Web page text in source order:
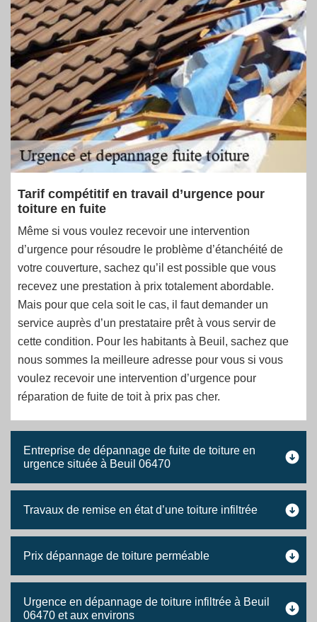
Tarif compétitif en travail d’urgence pour
toiture en fuite
Même si vous voulez recevoir une intervention
d’urgence pour résoudre le problème d’étanchéité de
votre couverture, sachez qu’il est possible que vous
recevez une prestation à prix totalement abordable.
Mais pour que cela soit le cas, il faut demander un
service auprès d’un prestataire prêt à vous servir de
cette condition. Pour les habitants à Beuil, sachez que
nous sommes la meilleure adresse pour vous si vous
voulez recevoir une intervention d’urgence pour
réparation de fuite de toit à prix pas cher.
Entreprise de dépannage de fuite de toiture en
urgence située à Beuil 06470
Travaux de remise en état d’une toiture infiltrée
Prix dépannage de toiture perméable
Urgence en dépannage de toiture infiltrée à Beuil
06470 et aux environs